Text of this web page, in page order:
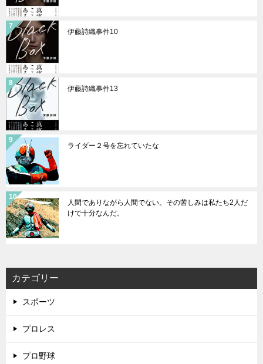
伊藤詩織事件10
伊藤詩織事件13
ライダー２号を忘れていたな
人間でありながら人間でない。その苦しみは私たち2人だ
けで十分なんだ。
カテゴリー
スポーツ
プロレス
プロ野球